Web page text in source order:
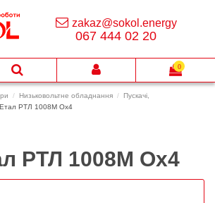
Низьковольтне обладнання
Пускачі,
РТЛ 1008М Ох4
РТЛ 1008М Ох4
zakaz@sokol.energy
067 444 02 20
0